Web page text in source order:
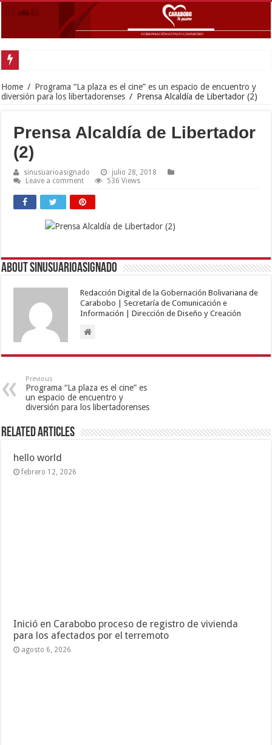
Home / Programa “La plaza es el cine” es un espacio de encuentro y
diversión para los libertadorenses / Prensa Alcaldía de Libertador (2)
Prensa Alcaldía de Libertador
(2)
sinusuarioasignado
julio 28, 2018
Leave a comment
536 Views
About sinusuarioasignado
Redacción Digital de la Gobernación Bolivariana de
Carabobo | Secretaría de Comunicación e
Información | Dirección de Diseño y Creación
Previous
Programa “La plaza es el cine” es
un espacio de encuentro y
diversión para los libertadorenses
Related Articles
hello world
febrero 12, 2026
Inició en Carabobo proceso de registro de vivienda
para los afectados por el terremoto
agosto 6, 2026